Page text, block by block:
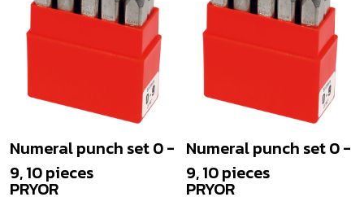
PRYOR
Numeral punch set 0 -
9, 10 pieces
PRYOR
Numeral punch set 0 -
9, 10 pieces